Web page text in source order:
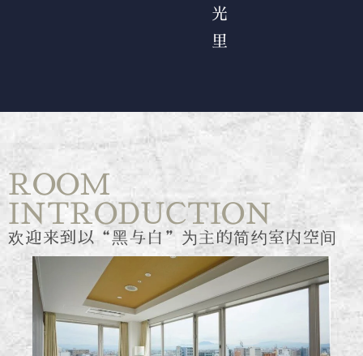
光
里
ROOM
INTRODUCTION
欢迎来到以“黑与白”为主的简约室内空间